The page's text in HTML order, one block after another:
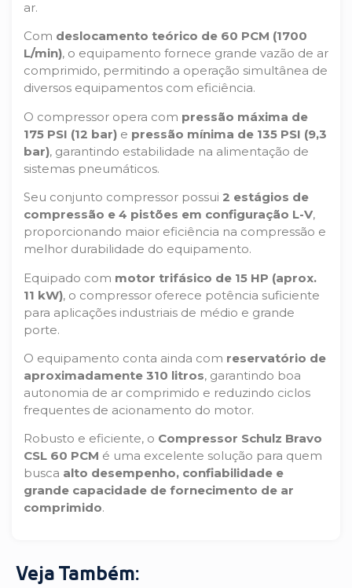
ar.
Com deslocamento teórico de 60 PCM (1700
L/min), o equipamento fornece grande vazão de ar
comprimido, permitindo a operação simultânea de
diversos equipamentos com eficiência.
O compressor opera com pressão máxima de
175 PSI (12 bar) e pressão mínima de 135 PSI (9,3
bar), garantindo estabilidade na alimentação de
sistemas pneumáticos.
Seu conjunto compressor possui 2 estágios de
compressão e 4 pistões em configuração L-V,
proporcionando maior eficiência na compressão e
melhor durabilidade do equipamento.
Equipado com motor trifásico de 15 HP (aprox.
11 kW), o compressor oferece potência suficiente
para aplicações industriais de médio e grande
porte.
O equipamento conta ainda com reservatório de
aproximadamente 310 litros, garantindo boa
autonomia de ar comprimido e reduzindo ciclos
frequentes de acionamento do motor.
Robusto e eficiente, o Compressor Schulz Bravo
CSL 60 PCM é uma excelente solução para quem
busca alto desempenho, confiabilidade e
grande capacidade de fornecimento de ar
comprimido.
Veja Também: